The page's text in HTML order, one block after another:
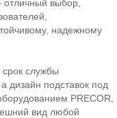
выбор,
надежному
службы
дизайн подставок под
PRECOR,
вид любой